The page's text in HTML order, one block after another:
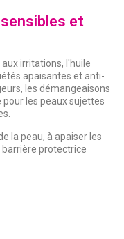
et
irritations, l'huile
apaisantes et anti-
les démangeaisons
les peaux sujettes
la peau, à apaiser les
protectrice